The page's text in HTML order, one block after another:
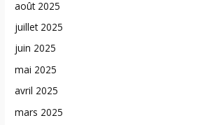
août 2025
juillet 2025
juin 2025
mai 2025
avril 2025
mars 2025